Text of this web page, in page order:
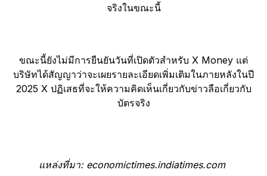
จริงในขณะนี้
ขณะนี้ยังไม่มีการยืนยันวันที่เปิดตัวสำหรับ X Money แต่
บริษัทได้สัญญาว่าจะเผยรายละเอียดเพิ่มเติมในภายหลังในปี
2025 X ปฏิเสธที่จะให้ความคิดเห็นเกี่ยวกับข่าวลือเกี่ยวกับ
บัตรจริง
แหล่งที่มา: economictimes.indiatimes.com